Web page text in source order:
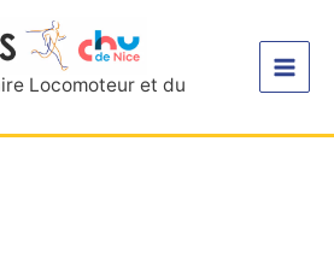
Locomoteur et du